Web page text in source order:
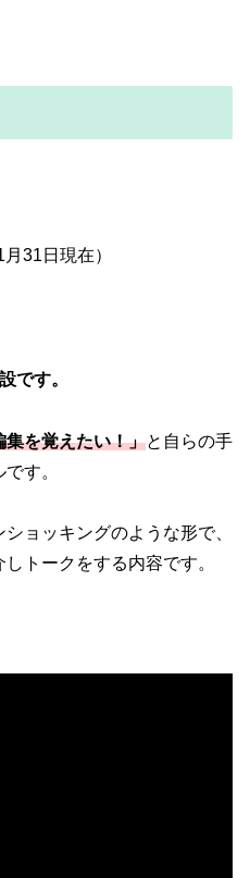
31日現在）
です。
集を覚えたい！」と自らの手
す。
ョッキングのような形で、
トークをする内容です。